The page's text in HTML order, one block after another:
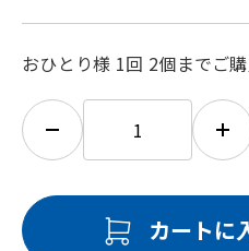
おひとり様 1回 2個までご購
カートに